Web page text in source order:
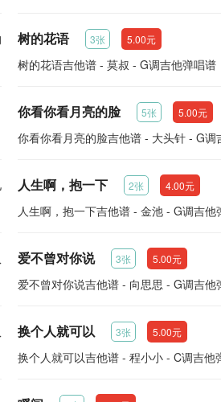
树的花语 3张 5.00元
树的花语吉他谱 - 莫叔 - G调吉他弹唱谱
你看你看月亮的脸 5张 5.00元
你看你看月亮的脸吉他谱 - 大头针 - G调
人生啊，抱一下 2张 4.00元
人生啊，抱一下吉他谱 - 金池 - G调吉他
爱不曾对你说 3张 5.00元
爱不曾对你说吉他谱 - 向思思 - G调吉他
换个人就可以 3张 5.00元
换个人就可以吉他谱 - 程小小 - C调吉他